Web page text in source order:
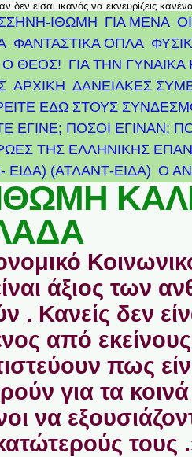
δεν είσαι ικανός να εκνευρίζεις
ΙΘΩΜΗ ΓΙΑ ΜΕΝΑ
ΦΑΝΤΑΣΤΙΚΑ ΟΠΛΑ
Ο ΘΕΟΣ! ΓΙΑ ΤΗΝ ΓΥΝΑΙΚΑ
ΑΡΧΙΚΉ ΔΑΝΕΙΑΚΕΣ
ΕΔΩ ΣΤΟΥΣ
ΕΓΙΝΕ; ΠΟΣΟΙ ΕΓΙΝΑΝ;
ΤΗΣ ΕΛΛΗΝΙΚΉΣ
ΕΙΔΑ) (ΑΤΛΑΝΤ-ΕΙΔΑ) Ο
άξιος των
. Κανείς δεν
από
πως
για τα κοινά
να
τους